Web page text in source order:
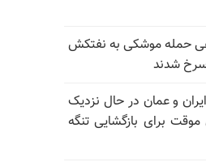
حمله موشکی به نفتکش
سرخ شدند
و عمان در حال نزدیک
برای بازگشایی تنگه